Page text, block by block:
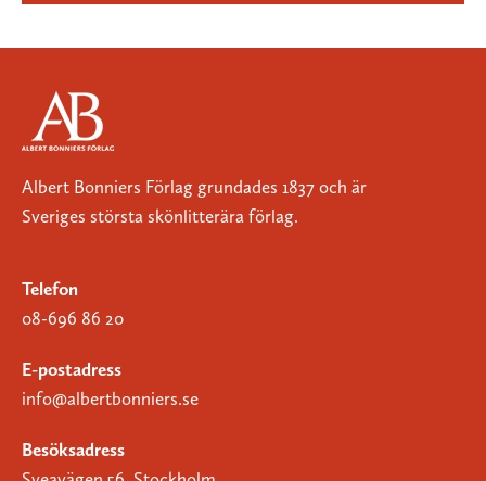
Albert Bonniers Förlag grundades 1837 och är
Sveriges största skönlitterära förlag.
Telefon
08-696 86 20
E-postadress
info@albertbonniers.se
Besöksadress